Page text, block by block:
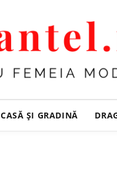
CASĂ ŞI GRADINĂ